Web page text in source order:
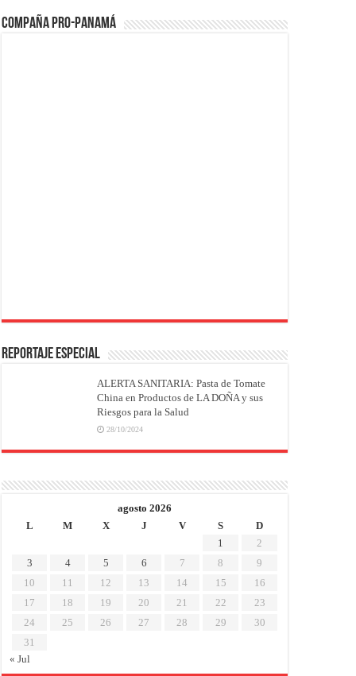
Compaña PRO-Panamá
REPORTAJE ESPECIAL
ALERTA SANITARIA: Pasta de Tomate
China en Productos de LA DOÑA y sus
Riesgos para la Salud
28/10/2024
agosto 2026
L
M X J V S
D
1
2
3
4 5 6 7 8
9
10
11 12 13 14 15
16
17
18 19 20 21 22
23
24
25 26 27 28 29
30
31
« Jul